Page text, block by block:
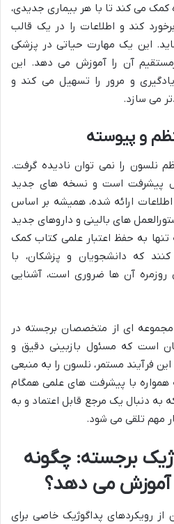
کمک می کند تا با هر بیماری جدیدی،
کند و اطلاعات را در یک قالب
این یک مهارت حیاتی در پزشکی
آن را آموزش می دهد. این
و مرور را تسهیل می کند و
می سازد.
و پیوسته
نلسون را نمی توان نادیده گرفت.
پیشرفت است و نسخه های جدید
ارائه شده، همیشه بر اساس
های بالینی و داروهای جدید
تنها به حفظ اعتبار علمی کتاب کمک
که دانشجویان و پزشکان، با
روزمره آن ها ضروری است، آشنایی
ای از متخصصان برجسته در
است که مسئول بازبینی دقیق و
فرآیند مستمر، نلسون را به منبعی
همواره با پیشرفت های علمی همگام
به دنبال یک مرجع قابل اعتماد و به
مهم تلقی می شود.
برجسته: چگونه
آموزش می دهد؟
از رویکردهای پداگوژیک خاصی برای